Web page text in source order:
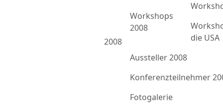
2008
Workshops
2008
die USA
Aussteller 2008
Konferenzteilnehmer
Fotogalerie